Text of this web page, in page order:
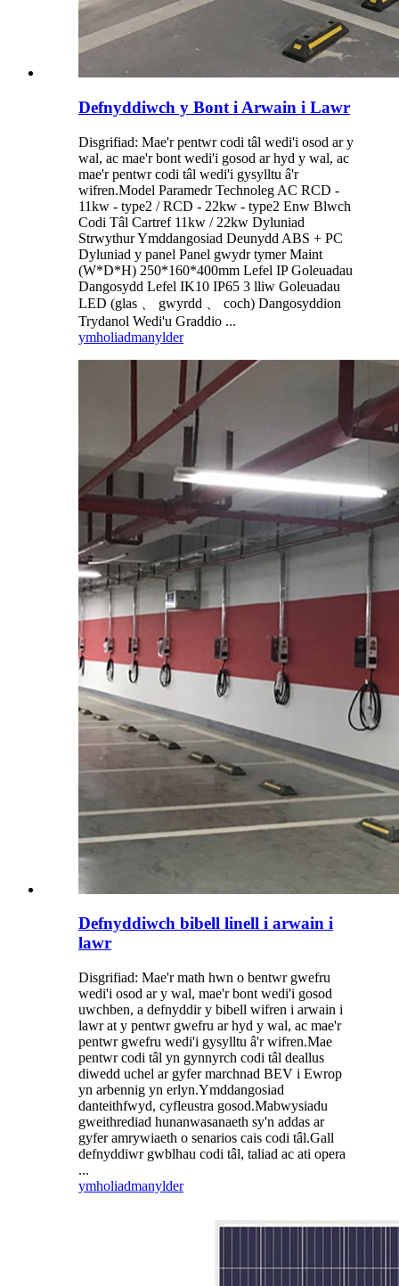
Defnyddiwch y Bont i Arwain i Lawr
Disgrifiad: Mae'r pentwr codi tâl wedi'i osod ar y
wal, ac mae'r bont wedi'i gosod ar hyd y wal, ac
mae'r pentwr codi tâl wedi'i gysylltu â'r
wifren.Model Paramedr Technoleg AC RCD -
11kw - type2 / RCD - 22kw - type2 Enw Blwch
Codi Tâl Cartref 11kw / 22kw Dyluniad
Strwythur Ymddangosiad Deunydd ABS + PC
Dyluniad y panel Panel gwydr tymer Maint
(W*D*H) 250*160*400mm Lefel IP Goleuadau
Dangosydd Lefel IK10 IP65 3 lliw Goleuadau
LED (glas 、 gwyrdd 、 coch) Dangosyddion
Trydanol Wedi'u Graddio ...
ymholiadmanylder
Defnyddiwch bibell linell i arwain i
lawr
Disgrifiad: Mae'r math hwn o bentwr gwefru
wedi'i osod ar y wal, mae'r bont wedi'i gosod
uwchben, a defnyddir y bibell wifren i arwain i
lawr at y pentwr gwefru ar hyd y wal, ac mae'r
pentwr gwefru wedi'i gysylltu â'r wifren.Mae
pentwr codi tâl yn gynnyrch codi tâl deallus
diwedd uchel ar gyfer marchnad BEV i Ewrop
yn arbennig yn erlyn.Ymddangosiad
danteithfwyd, cyfleustra gosod.Mabwysiadu
gweithrediad hunanwasanaeth sy'n addas ar
gyfer amrywiaeth o senarios cais codi tâl.Gall
defnyddiwr gwblhau codi tâl, taliad ac ati opera
...
ymholiadmanylder